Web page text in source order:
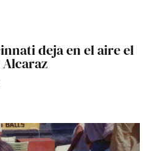
deja en el aire el
Alcaraz